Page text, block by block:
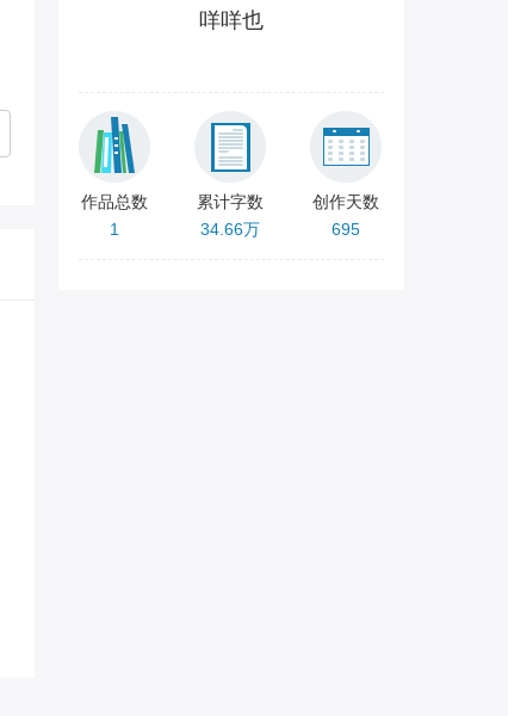
咩咩也
作品总数
1
累计字数
34.66万
创作天数
695